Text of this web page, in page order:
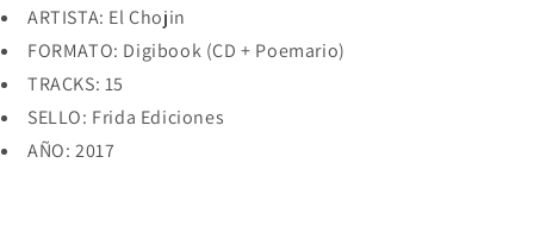
ARTISTA: El Chojin
FORMATO: Digibook (CD + Poemario)
TRACKS: 15
SELLO: Frida Ediciones
AÑO: 2017